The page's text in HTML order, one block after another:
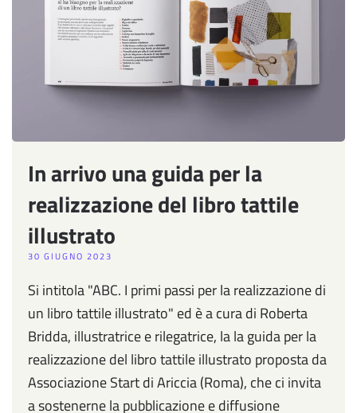
In arrivo una guida per la
realizzazione del libro tattile
illustrato
30 GIUGNO 2023
Si intitola "ABC. I primi passi per la realizzazione di
un libro tattile illustrato" ed è a cura di Roberta
Bridda, illustratrice e rilegatrice, la la guida per la
realizzazione del libro tattile illustrato proposta da
Associazione Start di Ariccia (Roma), che ci invita
a sostenerne la pubblicazione e diffusione